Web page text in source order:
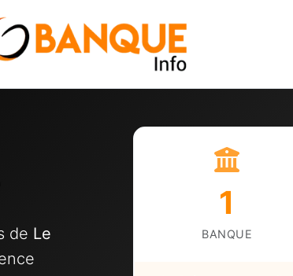
de Le
1
BANQUE